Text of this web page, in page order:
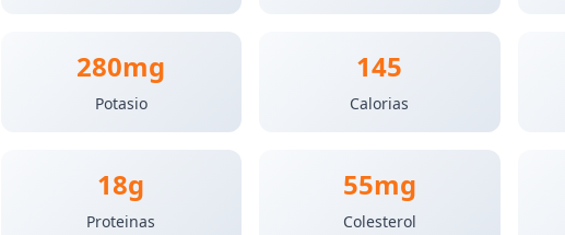
280mg
Potasio
145
Calorias
18g
Proteinas
55mg
Colesterol